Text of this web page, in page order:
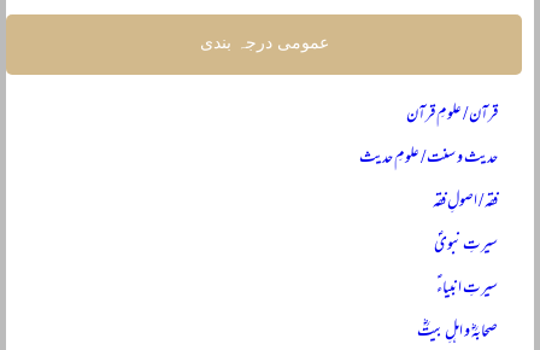
عمومی درجہ بندی
قرآن / علومِ قرآن
حدیث و سنت / علومِ حدیث
فقہ / اصولِ فقہ
سیرتِ نبویؐ
سیرتِ انبیاءؑ
صحابہؓ و اہلِ بیتؓ